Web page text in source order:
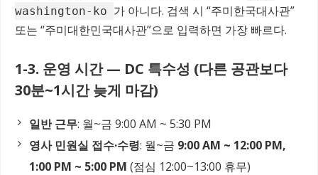
washington-ko 가 아니다. 검색 시 “주미한국대사관”
또는 “주미대한민국대사관”으로 입력하면 가장 빠르다.
1-3. 운영 시간 — DC 특수성 (다른 공관보다
30분~1시간 늦게 마감)
일반 근무: 월~금 9:00 AM ~ 5:30 PM
영사 민원실 접수·수령: 월~금 9:00 AM ~ 12:00 PM,
1:00 PM ~ 5:00 PM (점심 12:00~13:00 휴무)